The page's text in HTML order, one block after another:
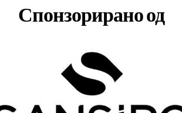
Спонзорирано од